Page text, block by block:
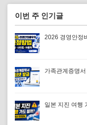
이번 주 인기글
2026 경영안정
가족관계증명
일본 지진 여행